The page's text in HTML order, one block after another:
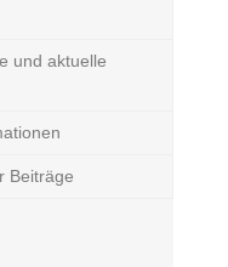
und aktuelle
Beiträge